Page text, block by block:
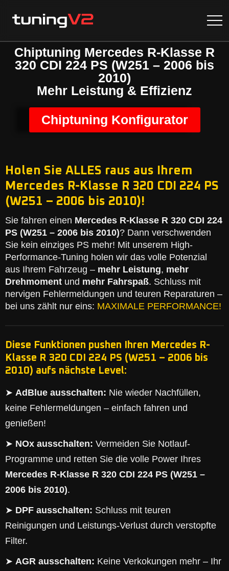
Chiptuning Mercedes R-Klasse R
320 CDI 224 PS (W251 – 2006 bis
2010)
Mehr Leistung & Effizienz
Chiptuning Konfigurator
Holen Sie ALLES raus aus Ihrem
Mercedes R-Klasse R 320 CDI 224 PS
(W251 – 2006 bis 2010)!
Sie fahren einen Mercedes R-Klasse R 320 CDI 224
PS (W251 – 2006 bis 2010)? Dann verschwenden
Sie kein einziges PS mehr! Mit unserem High-
Performance-Tuning holen wir das volle Potenzial
aus Ihrem Fahrzeug – mehr Leistung, mehr
Drehmoment und mehr Fahrspaß. Schluss mit
nervigen Fehlermeldungen und teuren Reparaturen –
bei uns zählt nur eins: MAXIMALE PERFORMANCE!
Diese Funktionen pushen Ihren Mercedes R-
Klasse R 320 CDI 224 PS (W251 – 2006 bis
2010) aufs nächste Level:
➤ AdBlue ausschalten: Nie wieder Nachfüllen,
keine Fehlermeldungen – einfach fahren und
genießen!
➤ NOx ausschalten: Vermeiden Sie Notlauf-
Programme und retten Sie die volle Power Ihres
Mercedes R-Klasse R 320 CDI 224 PS (W251 –
2006 bis 2010).
➤ DPF ausschalten: Schluss mit teuren
Reinigungen und Leistungs-Verlust durch verstopfte
Filter.
➤ AGR ausschalten: Keine Verkokungen mehr – Ihr